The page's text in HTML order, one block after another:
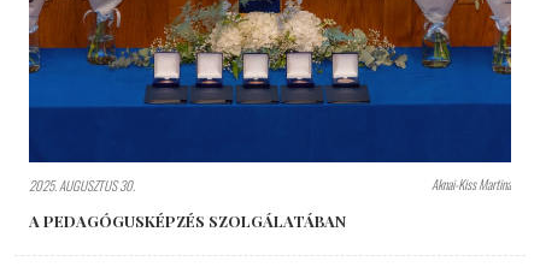
2025. AUGUSZTUS 30. Aknai-Kiss Martina
A PEDAGÓGUSKÉPZÉS SZOLGÁLATÁBAN